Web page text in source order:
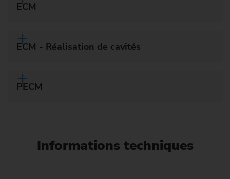
ECM
ECM - Réalisation de cavités
PECM
Informations techniques